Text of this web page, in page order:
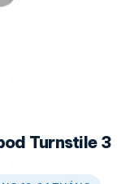
Turnstile 3